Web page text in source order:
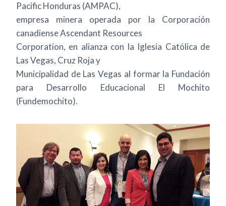
Pacific Honduras (AMPAC),
empresa minera operada por la Corporación
canadiense Ascendant Resources
Corporation, en alianza con la Iglesia Católica de
Las Vegas, Cruz Roja y
Municipalidad de Las Vegas al formar la Fundación
para Desarrollo Educacional El Mochito
(Fundemochito).